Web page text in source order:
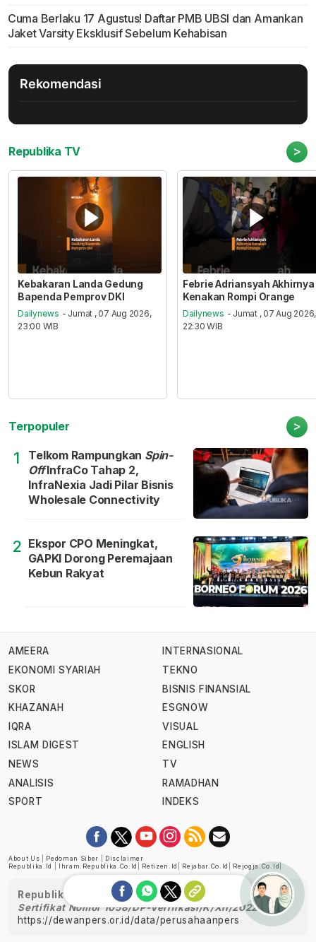
Cuma Berlaku 17 Agustus! Daftar PMB UBSI dan Amankan
Jaket Varsity Eksklusif Sebelum Kehabisan
Rekomendasi
Republika TV >
Kebakaran Landa Gedung
Bapenda Pemprov DKI
Dailynews - Jumat , 07 Aug 2026,
23:00 WIB
Febrie Adriansyah Akhirnya
Kenakan Rompi Orange
Dailynews - Jumat , 07 Aug 2026,
22:30 WIB
Terpopuler >
1 Telkom Rampungkan Spin-
OffInfraCo Tahap 2,
InfraNexia Jadi Pilar Bisnis
Wholesale Connectivity
2 Ekspor CPO Meningkat,
GAPKI Dorong Peremajaan
Kebun Rakyat
AMEERA
EKONOMI SYARIAH
SKOR
KHAZANAH
IQRA
ISLAM DIGEST
NEWS
ANALISIS
SPORT
INTERNASIONAL
TEKNO
BISNIS FINANSIAL
ESGNOW
VISUAL
ENGLISH
TV
RAMADHAN
INDEKS
About Us Pedoman Siber
Disclaimer
Republika.id
Ihram.republika.co.id Retizen.id Rejabar.co.id Rejogja.co.id
Republika telah diverifikasi oleh Dewan Pers
Sertifikat Nomor 1058/DP-Verifikasi/K/XII/2022
https://dewanpers.or.id/data/perusahaanpers
Ask me!